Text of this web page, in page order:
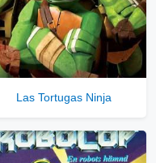
Las Tortugas Ninja